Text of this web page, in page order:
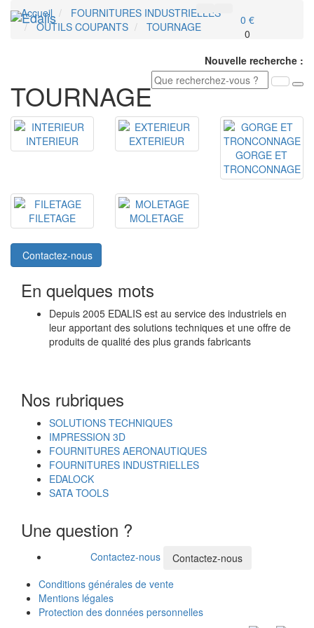
0 €
0
Nouvelle recherche :
Accueil
FOURNITURES INDUSTRIELLES
OUTILS COUPANTS
TOURNAGE
TOURNAGE
INTERIEUR
EXTERIEUR
GORGE ET
TRONCONNAGE
FILETAGE MOLETAGE
Contactez-nous
En quelques mots
Depuis 2005 EDALIS est au service des industriels en
leur apportant des solutions techniques et une offre de
produits de qualité des plus grands fabricants
Nos rubriques
SOLUTIONS TECHNIQUES
IMPRESSION 3D
FOURNITURES AERONAUTIQUES
FOURNITURES INDUSTRIELLES
EDALOCK
SATA TOOLS
Une question ?
Contactez-nous
Contactez-nous
Conditions générales de vente
Mentions légales
Protection des données personnelles